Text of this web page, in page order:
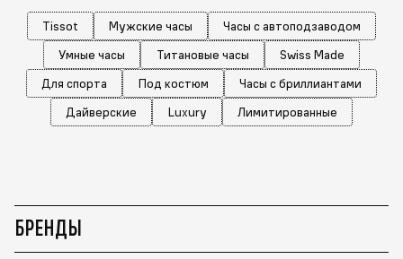
Tissot Мужские часы
Часы с автоподзаводом
Умные часы
Титановые часы
Swiss Made
Для спорта
Под костюм
Часы с бриллиантами
Дайверские
Luxury Лимитированные
БРЕНДЫ